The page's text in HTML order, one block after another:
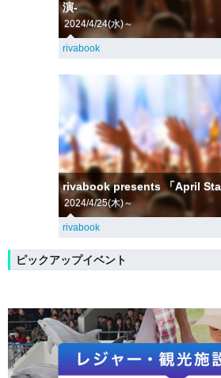
演-
2024/4/24(水)～
rivabook
rivabook presents 「April
2024/4/25(木)～
rivabook
ピックアップイベント